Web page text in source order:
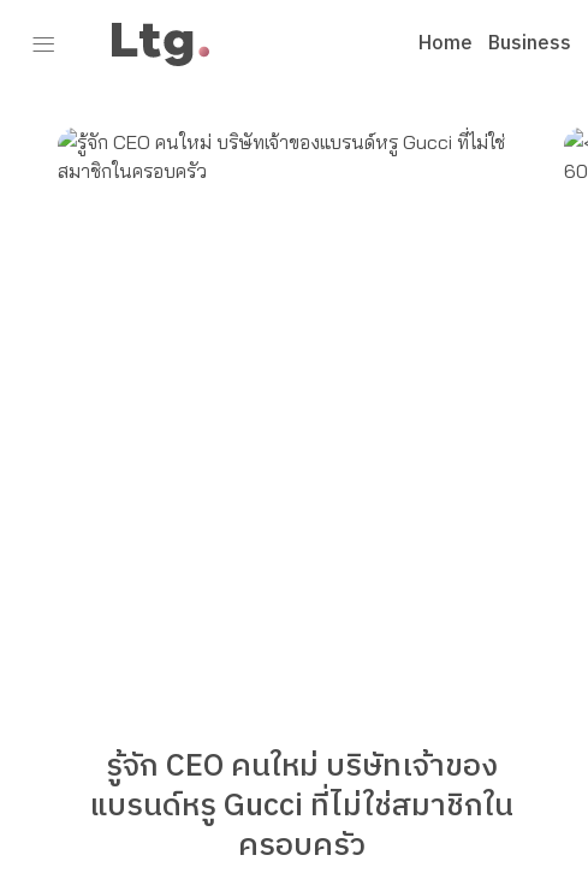
Home Business
รู้จัก CEO คนใหม่ บริษัทเจ้าของ
แบรนด์หรู Gucci ที่ไม่ใช่สมาชิกใน
ครอบครัว